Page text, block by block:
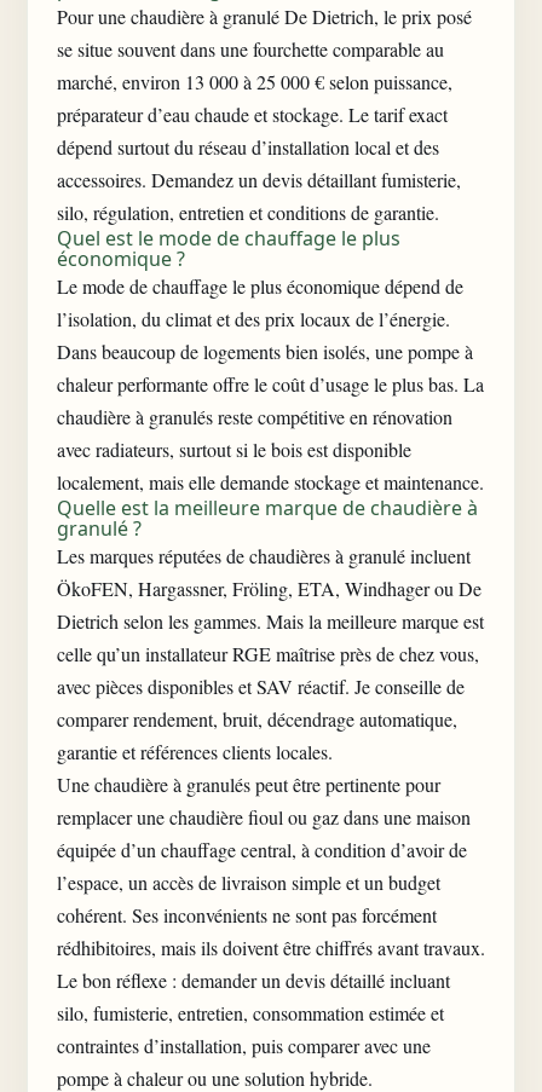
Pour une chaudière à granulé De Dietrich, le prix posé
se situe souvent dans une fourchette comparable au
marché, environ 13 000 à 25 000 € selon puissance,
préparateur d’eau chaude et stockage. Le tarif exact
dépend surtout du réseau d’installation local et des
accessoires. Demandez un devis détaillant fumisterie,
silo, régulation, entretien et conditions de garantie.
Quel est le mode de chauffage le plus
économique ?
Le mode de chauffage le plus économique dépend de
l’isolation, du climat et des prix locaux de l’énergie.
Dans beaucoup de logements bien isolés, une pompe à
chaleur performante offre le coût d’usage le plus bas. La
chaudière à granulés reste compétitive en rénovation
avec radiateurs, surtout si le bois est disponible
localement, mais elle demande stockage et maintenance.
Quelle est la meilleure marque de chaudière à
granulé ?
Les marques réputées de chaudières à granulé incluent
ÖkoFEN, Hargassner, Fröling, ETA, Windhager ou De
Dietrich selon les gammes. Mais la meilleure marque est
celle qu’un installateur RGE maîtrise près de chez vous,
avec pièces disponibles et SAV réactif. Je conseille de
comparer rendement, bruit, décendrage automatique,
garantie et références clients locales.
Une chaudière à granulés peut être pertinente pour
remplacer une chaudière fioul ou gaz dans une maison
équipée d’un chauffage central, à condition d’avoir de
l’espace, un accès de livraison simple et un budget
cohérent. Ses inconvénients ne sont pas forcément
rédhibitoires, mais ils doivent être chiffrés avant travaux.
Le bon réflexe : demander un devis détaillé incluant
silo, fumisterie, entretien, consommation estiméeet
contraintes d’installation, puis comparer avec une
pompe à chaleur ou une solution hybride.